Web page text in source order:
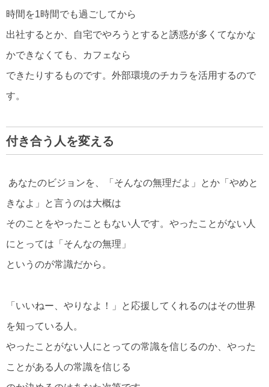
時間を1時間でも過ごしてから
出社するとか、自宅でやろうとすると誘惑が多くてなかな
かできなくても、カフェなら
できたりするものです。外部環境のチカラを活用するので
す。
付き合う人を変える
あなたのビジョンを、「そんなの無理だよ」とか「やめと
きなよ」と言うのは大概は
そのことをやったこともない人です。やったことがない人
にとっては「そんなの無理」
というのが常識だから。
「いいねー、やりなよ！」と応援してくれるのはその世界
を知っている人。
やったことがない人にとっての常識を信じるのか、やった
ことがある人の常識を信じる